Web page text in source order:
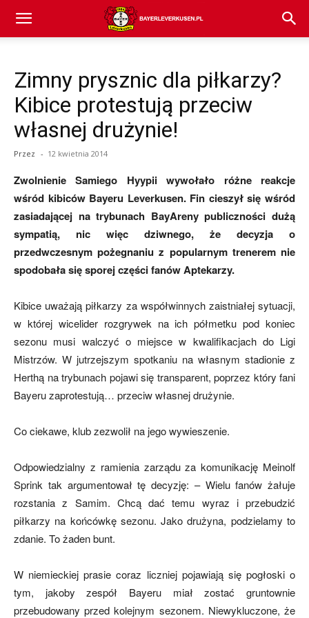
Bayer
Leverkusen
aktualności
(transfery,
mecze,
Zimny prysznic dla piłkarzy?
Kibice protestują przeciw
własnej drużynie!
Przez - 12 kwietnia 2014
Zwolnienie Samiego Hyypii wywołało różne reakcje
wśród kibiców Bayeru Leverkusen. Fin cieszył się wśród
zasiadającej na trybunach BayAreny publiczności dużą
sympatią, nic więc dziwnego, że decyzja o
przedwczesnym pożegnaniu z popularnym trenerem nie
spodobała się sporej części fanów Aptekarzy.
Kibice uważają piłkarzy za współwinnych zaistniałej sytuacji,
w której wicelider rozgrywek na ich półmetku pod koniec
sezonu musi walczyć o miejsce w kwalifikacjach do Ligi
Mistrzów. W jutrzejszym spotkaniu na własnym stadionie z
Herthą na trybunach pojawi się transparent, poprzez który fani
Bayeru zaprotestują… przeciw własnej drużynie.
Co ciekawe, klub zezwolił na jego wywieszenie.
Odpowiedzialny z ramienia zarządu za komunikację Meinolf
Sprink tak argumentował tę decyzję: – Wielu fanów żałuje
rozstania z Samim. Chcą dać temu wyraz i przebudzić
piłkarzy na końcówkę sezonu. Jako drużyna, podzielamy to
zdanie. To żaden bunt.
W niemieckiej prasie coraz liczniej pojawiają się pogłoski o
tym, jakoby zespół Bayeru miał zostać gruntownie
przebudowany przed kolejnym sezonem. Niewykluczone, że